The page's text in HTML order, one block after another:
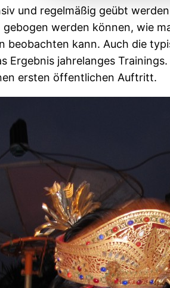
und regelmäßig geübt
werden können, wie
beobachten kann. Auch die
Ergebnis jahrelanges
ersten öffentlichen Auftritt.